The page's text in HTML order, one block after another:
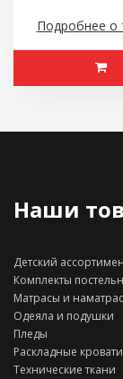
Подробнее о
Наши
Детский
Комплекты
Матрасы и
Одеяла и подушки
Пледы
Раскладные кровати
Технические ткани